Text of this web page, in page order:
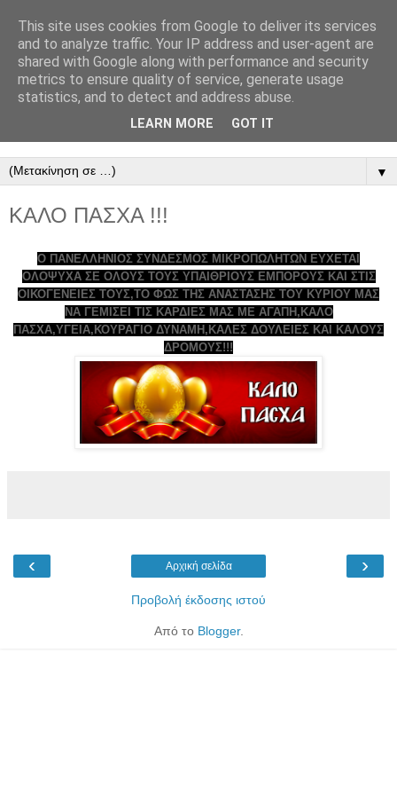
ΠΑΝΕΛΛΗΝΙΟΣ
ΣΥΝΔΕΣΜΟΣ
ΜΙΚΡΟΠΩΛΗΤΩΝ
▼
KΑΛΟ ΠΑΣΧΑ !!!
Ο ΠΑΝΕΛΛΗΝΙΟΣ ΣΥΝΔΕΣΜΟΣ ΜΙΚΡΟΠΩΛΗΤΩΝ ΕΥΧΕΤΑΙ
ΟΛΟΨΥΧΑ ΣΕ ΟΛΟΥΣ ΤΟΥΣ ΥΠΑΙΘΡΙΟΥΣ ΕΜΠΟΡΟΥΣ ΚΑΙ ΣΤΙΣ
ΟΙΚΟΓΕΝΕΙΕΣ ΤΟΥΣ,ΤΟ ΦΩΣ ΤΗΣ ΑΝΑΣΤΑΣΗΣ ΤΟΥ ΚΥΡΙΟΥ ΜΑΣ
ΝΑ ΓΕΜΙΣΕΙ ΤΙΣ ΚΑΡΔΙΕΣ ΜΑΣ ΜΕ ΑΓΑΠΗ,ΚΑΛΟ
ΠΑΣΧΑ,ΥΓΕΙΑ,ΚΟΥΡΑΓΙΟ ΔΥΝΑΜΗ,ΚΑΛΕΣ ΔΟΥΛΕΙΕΣ ΚΑΙ ΚΑΛΟΥΣ
ΔΡΟΜΟΥΣ!!!
‹ ›
Αρχική σελίδα
Προβολή έκδοσης ιστού
Από το Blogger.
This site uses cookies from Google to deliver its services
and to analyze traffic. Your IP address and user-agent are
shared with Google along with performance and security
metrics to ensure quality of service, generate usage
statistics, and to detect and address abuse.
LEARN MORE GOT IT